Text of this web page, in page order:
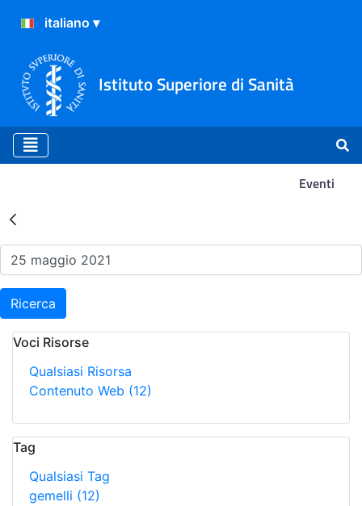
Istituto Superiore di Sanità
Eventi
Risultati della Ricerca -
Ricerca
Voci Risorse
Qualsiasi Risorsa
Contenuto Web (12)
Tag
Qualsiasi Tag
gemelli (12)